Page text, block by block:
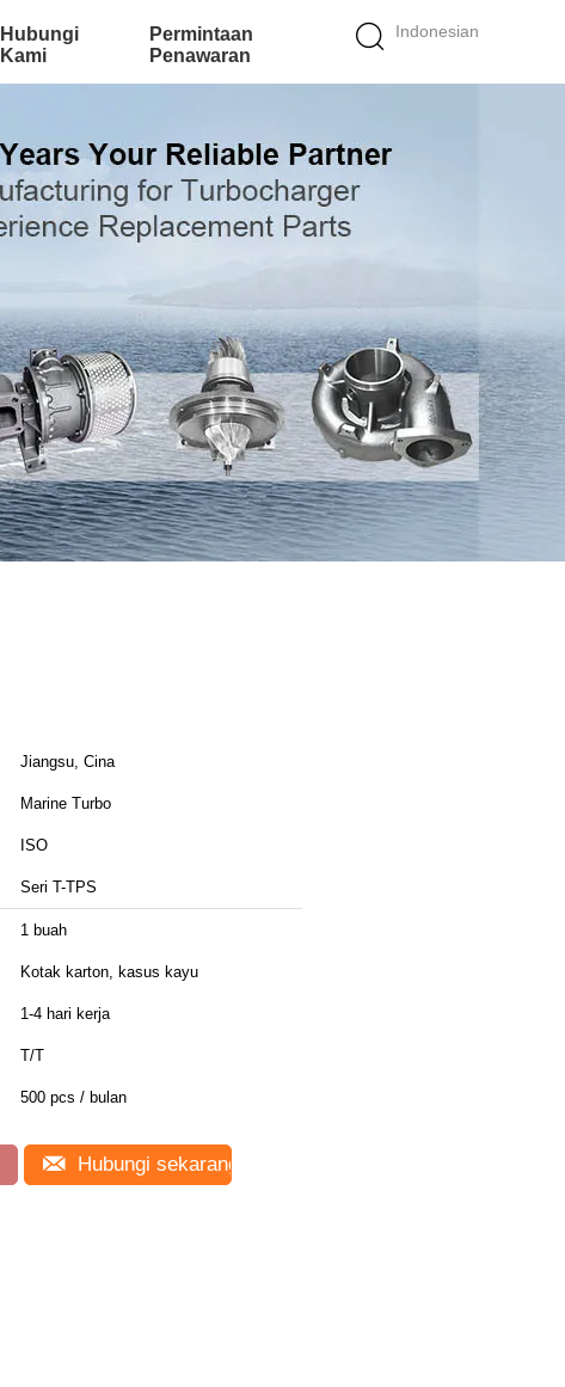
Indonesian
Hubungi
Kami
Permintaan
Penawaran
Jiangsu, Cina
Marine Turbo
ISO
Seri T-TPS
1 buah
Kotak karton, kasus kayu
1-4 hari kerja
T/T
500 pcs / bulan
Hubungi sekarang